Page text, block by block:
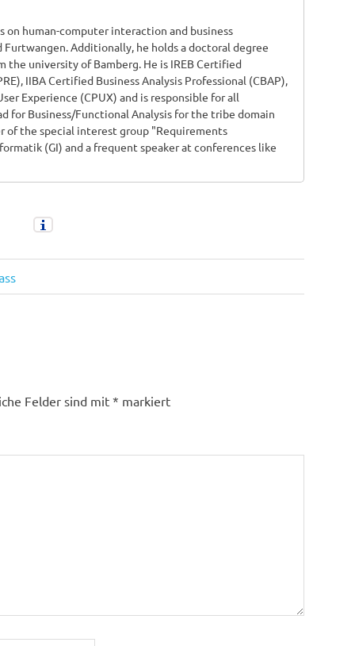
human-computer interaction and business
Additionally, he holds a doctoral degree
university of Bamberg. He is IREB Certified
IIBA Certified Business Analysis Professional (CBAP),
Experience (CPUX) and is responsible for all
for Business/Functional Analysis for the tribe domain
of the special interest group "Requirements
(GI) and a frequent speaker at conferences like
Felder sind mit* markiert